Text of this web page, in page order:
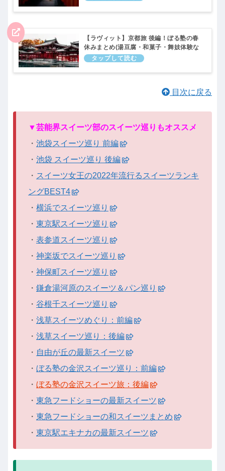
【ラヴィット】京都旅 後編！ぼる塾の春
休みまとめ(湯豆腐・和菓子・舞妓体験な
ど)ラビット｜4月4日
目次に戻る
▼芸能界スイーツ部のスイーツ巡りもオススメ
・ 池袋スイーツ巡り 前編
・ 池袋 スイーツ巡り 後編
・ スイーツ女王の2022年流行るスイーツランキ
ングBEST4
・ 横浜でスイーツ巡り
・ 東京駅スイーツ巡り
・ 表参道スイーツ巡り
・ 神楽坂でスイーツ巡り
・ 神保町スイーツ巡り
・ 鎌倉湯河原のスイーツ＆パン巡り
・ 谷根千スイーツ巡り
・ 浅草スイーツめぐり：前編
・ 浅草スイーツ巡り：後編
・ 自由が丘の最新スイーツ
・ ぼる塾の金沢スイーツ巡り：前編
・ ぼる塾の金沢スイーツ旅：後編
・ 東急フードショーの最新スイーツ
・ 東急フードショーの和スイーツまとめ
・ 東京駅エキナカの最新スイーツ